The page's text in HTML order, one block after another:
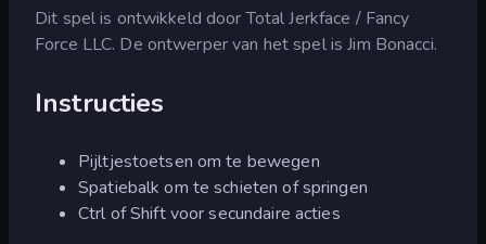
Dit spel is ontwikkeld door Total Jerkface / Fancy
Force LLC. De ontwerper van het spel is Jim Bonacci.
Instructies
Pijltjestoetsen om te bewegen
Spatiebalk om te schieten of springen
Ctrl of Shift voor secundaire acties